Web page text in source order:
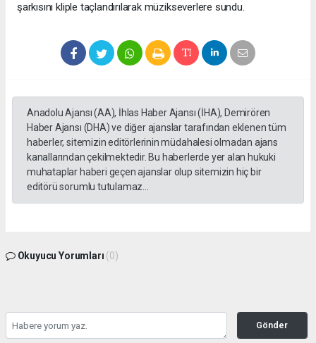
şarkısını kliple taçlandırılarak müzikseverlere sundu.
Anadolu Ajansı (AA), İhlas Haber Ajansı (İHA), Demirören
Haber Ajansı (DHA) ve diğer ajanslar tarafından eklenen tüm
haberler, sitemizin editörlerinin müdahalesi olmadan ajans
kanallarından çekilmektedir. Bu haberlerde yer alan hukuki
muhataplar haberi geçen ajanslar olup sitemizin hiç bir
editörü sorumlu tutulamaz...
Okuyucu Yorumları (0)
Gönder